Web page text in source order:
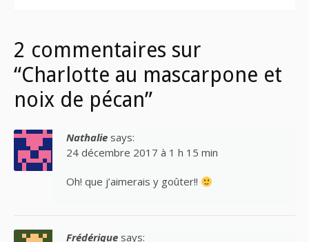
2 commentaires sur
“Charlotte au mascarpone et
noix de pécan”
Nathalie says:
24 décembre 2017 à 1 h 15 min
Oh! que j’aimerais y goûter!!
Frédérique says: